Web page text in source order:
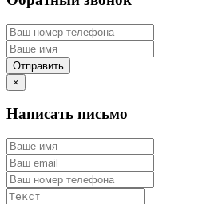
×
Написать письмо